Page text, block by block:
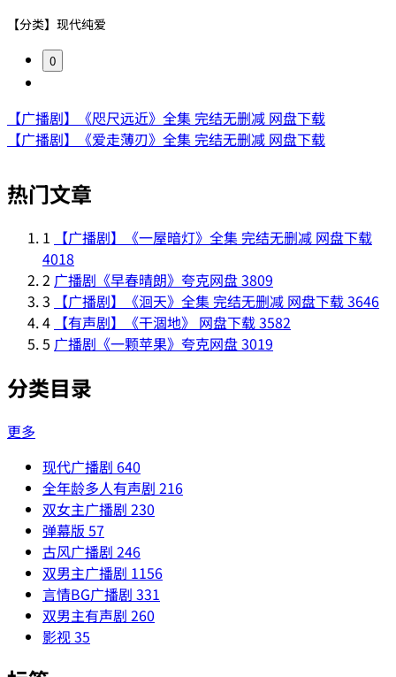
【分类】现代纯爱
0
【广播剧】《咫尺远近》全集 完结无删减 网盘下载
【广播剧】《爱走薄刃》全集 完结无删减 网盘下载
热门文章
1
【广播剧】《一屋暗灯》全集 完结无删减 网盘下载
4018
2 广播剧《早春晴朗》夸克网盘3809
3
【广播剧】《洄天》全集 完结无删减 网盘下载3646
4 【有声剧】《干涸地》 网盘下载3582
5 广播剧《一颗苹果》夸克网盘3019
分类目录
更多
现代广播剧 640
全年龄多人有声剧 216
双女主广播剧 230
弹幕版 57
古风广播剧 246
双男主广播剧 1156
言情BG广播剧 331
双男主有声剧 260
影视35